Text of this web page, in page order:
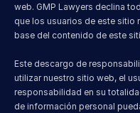
web. GMP Lawyers declina
que los usuarios de este sitio
base del contenido de este
Este descargo de
utilizar nuestro sitio web, el
responsabilidad en su
de información personal